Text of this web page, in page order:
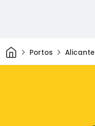
CasaPortos Alicante